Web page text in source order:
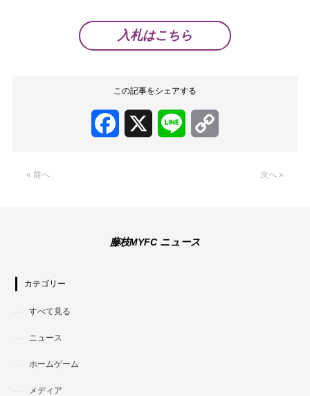
入札はこちら
この記事をシェアする
Facebook Line
« 前へ 次へ »
藤枝MYFC ニュース
カテゴリー
すべて見る
ニュース
ホームゲーム
メディア